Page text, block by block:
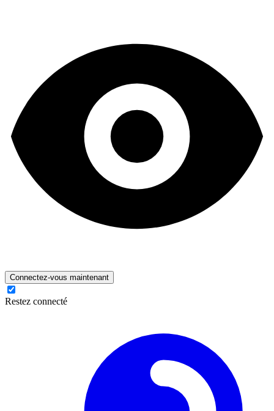
Connectez-vous maintenant
Restez connecté